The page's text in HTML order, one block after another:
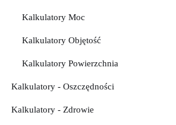
Kalkulatory Moc
Kalkulatory Objętość
Kalkulatory Powierzchnia
Kalkulatory - Oszczędności
Kalkulatory - Zdrowie